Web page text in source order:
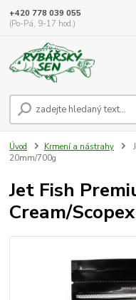
+420 778 039 055
(Po-Pá, 9-17 hod.)
Úvod Krmení a nástrahy
20mm/700g
Jet Fish
Cream/